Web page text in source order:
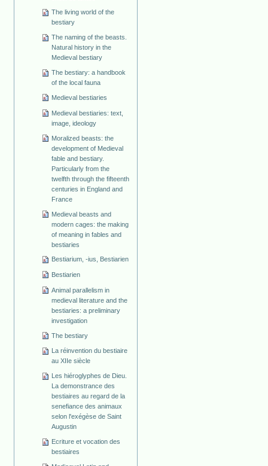
The living world of the
bestiary
The naming of the beasts.
Natural history in the
Medieval bestiary
The bestiary: a handbook
of the local fauna
Medieval bestiaries
Medieval bestiaries: text,
image, ideology
Moralized beasts: the
development of Medieval
fable and bestiary.
Particularly from the
twelfth through the fifteenth
centuries in England and
France
Medieval beasts and
modern cages: the making
of meaning in fables and
bestiaries
Bestiarium, -ius, Bestiarien
Bestiarien
Animal parallelism in
medieval literature and the
bestiaries: a preliminary
investigation
The bestiary
La réinvention du bestiaire
au XIIe siècle
Les hiéroglyphes de Dieu.
La demonstrance des
bestiaires au regard de la
senefiance des animaux
selon l'exégèse de Saint
Augustin
Ecriture et vocation des
bestiaires